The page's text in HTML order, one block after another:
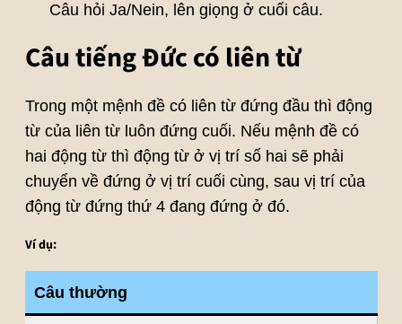
Câu hỏi Ja/Nein, lên giọng ở cuối câu.
Câu tiếng Đức có liên từ
Trong một mệnh đề có liên từ đứng đầu thì động
từ của liên từ luôn đứng cuối. Nếu mệnh đề có
hai động từ thì động từ ở vị trí số hai sẽ phải
chuyển về đứng ở vị trí cuối cùng, sau vị trí của
động từ đứng thứ 4 đang đứng ở đó.
Ví dụ:
Câu thường